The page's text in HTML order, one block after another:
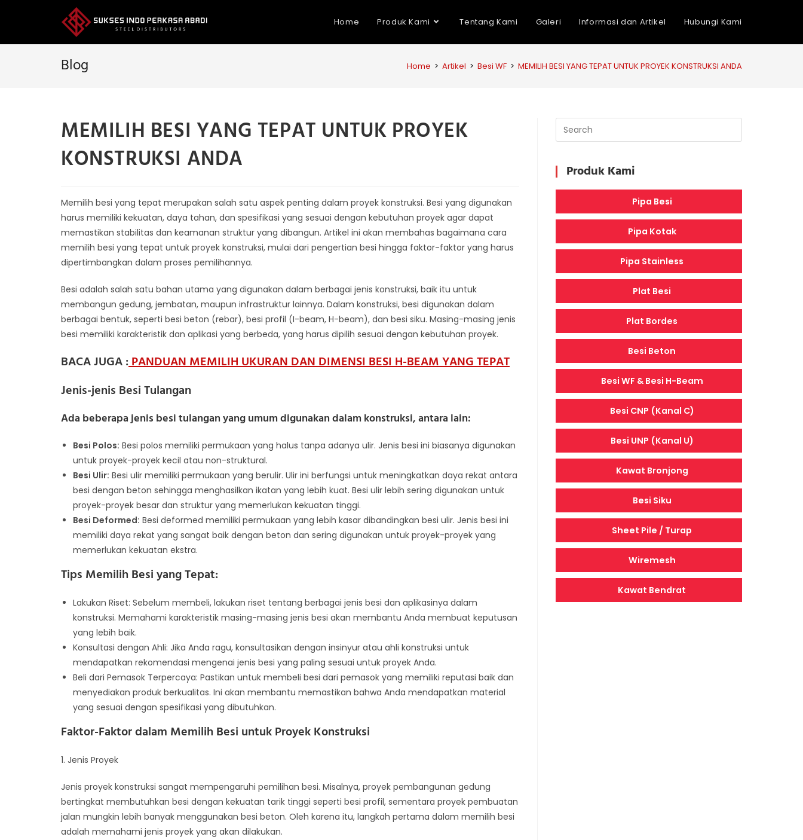
Home Produk Kami Tentang Kami Galeri Informasi dan Artikel Hubungi Kami
Blog Home > Artikel > Besi WF > MEMILIH BESI YANG TEPAT UNTUK PROYEK KONSTRUKSI ANDA
MEMILIH BESI YANG TEPAT UNTUK PROYEK
KONSTRUKSI ANDA
Memilih besi yang tepat merupakan salah satu aspek penting dalam proyek konstruksi. Besi yang digunakan
harus memiliki kekuatan, daya tahan, dan spesifikasi yang sesuai dengan kebutuhan proyek agar dapat
memastikan stabilitas dan keamanan struktur yang dibangun. Artikel ini akan membahas bagaimana cara
memilih besi yang tepat untuk proyek konstruksi, mulai dari pengertian besi hingga faktor-faktor yang harus
dipertimbangkan dalam proses pemilihannya.
Besi adalah salah satu bahan utama yang digunakan dalam berbagai jenis konstruksi, baik itu untuk
membangun gedung, jembatan, maupun infrastruktur lainnya. Dalam konstruksi, besi digunakan dalam
berbagai bentuk, seperti besi beton (rebar), besi profil (I-beam, H-beam), dan besi siku. Masing-masing jenis
besi memiliki karakteristik dan aplikasi yang berbeda, yang harus dipilih sesuai dengan kebutuhan proyek.
BACA JUGA :PANDUAN MEMILIH UKURAN DAN DIMENSI BESI H-BEAM YANG TEPAT
Jenis-jenis Besi Tulangan
Ada beberapa jenis besi tulangan yang umum digunakan dalam konstruksi, antara lain:
Besi Polos: Besi polos memiliki permukaan yang halus tanpa adanya ulir. Jenis besi ini biasanya digunakan
untuk proyek-proyek kecil atau non-struktural.
Besi Ulir: Besi ulir memiliki permukaan yang berulir. Ulir ini berfungsi untuk meningkatkan daya rekat antara
besi dengan beton sehingga menghasilkan ikatan yang lebih kuat. Besi ulir lebih sering digunakan untuk
proyek-proyek besar dan struktur yang memerlukan kekuatan tinggi.
Besi Deformed: Besi deformed memiliki permukaan yang lebih kasar dibandingkan besi ulir. Jenis besi ini
memiliki daya rekat yang sangat baik dengan beton dan sering digunakan untuk proyek-proyek yang
memerlukan kekuatan ekstra.
Tips Memilih Besi yang Tepat:
Lakukan Riset: Sebelum membeli, lakukan riset tentang berbagai jenis besi dan aplikasinya dalam
konstruksi. Memahami karakteristik masing-masing jenis besi akan membantu Anda membuat keputusan
yang lebih baik.
Konsultasi dengan Ahli: Jika Anda ragu, konsultasikan dengan insinyur atau ahli konstruksi untuk
mendapatkan rekomendasi mengenai jenis besi yang paling sesuai untuk proyek Anda.
Beli dari Pemasok Terpercaya: Pastikan untuk membeli besi dari pemasok yang memiliki reputasi baik dan
menyediakan produk berkualitas. Ini akan membantu memastikan bahwa Anda mendapatkan material
yang sesuai dengan spesifikasi yang dibutuhkan.
Faktor-Faktor dalam Memilih Besi untuk Proyek Konstruksi
1. Jenis Proyek
Jenis proyek konstruksi sangat mempengaruhi pemilihan besi. Misalnya, proyek pembangunan gedung
bertingkat membutuhkan besi dengan kekuatan tarik tinggi seperti besi profil, sementara proyek pembuatan
jalan mungkin lebih banyak menggunakan besi beton. Oleh karena itu, langkah pertama dalam memilih besi
adalah memahami jenis proyek yang akan dilakukan.
Produk Kami
Pipa Besi
Pipa Kotak
Pipa Stainless
Plat Besi
Plat Bordes
Besi Beton
Besi WF & Besi H-Beam
Besi CNP (Kanal C)
Besi UNP (Kanal U)
Kawat Bronjong
Besi Siku
Sheet Pile / Turap
Wiremesh
Kawat Bendrat